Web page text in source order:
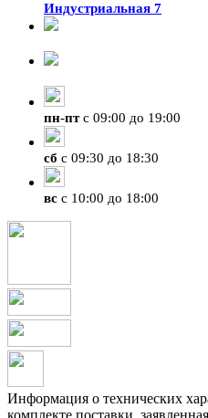
Индустриальная 7
пн-птс 09:00 до 19:00
сб с 09:30 до 18:30
вс с 10:00 до 18:00
Информация о технических